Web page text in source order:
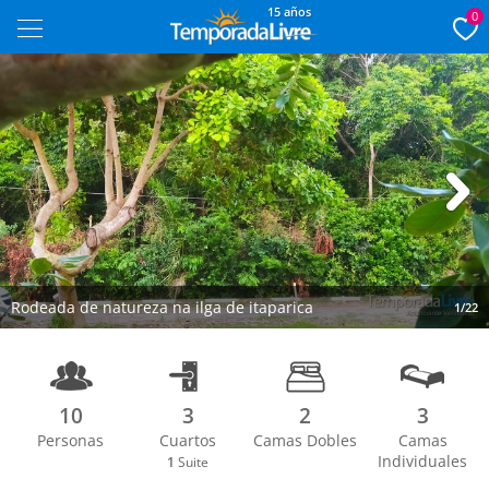
15 años 0
Rodeada de natureza na ilga de itaparica 1/22
Next
10
Personas
3
Cuartos
1 Suite
2
Camas Dobles
3
Camas
Individuales